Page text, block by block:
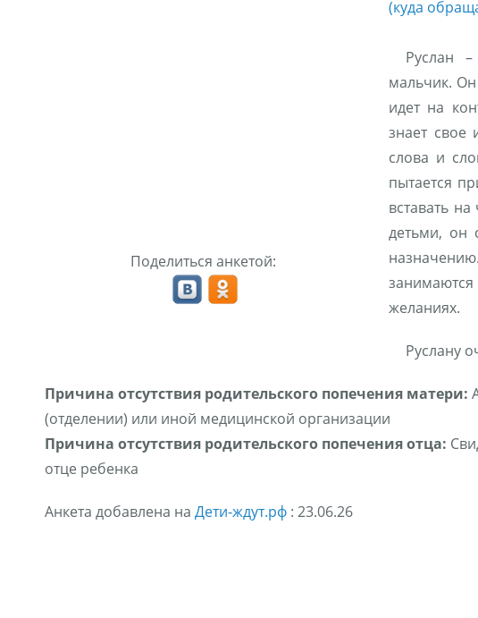
Поделиться анкетой:
(куда
Руслан
мальчик. Он
идет на
знает свое
слова и
пытается
вставать
детьми, он
желаниях.
Руслану
Причина отсутствия родительского попечения матери:
(отделении) или иной медицинской организации
Причина отсутствия родительского попечения отца:
отце ребенка
Анкета добавлена на Дети-ждут.рф: 23.06.26